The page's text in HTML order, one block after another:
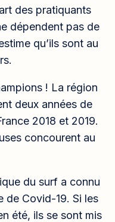
des pratiquants
dépendent pas de
qu’ils sont au
! La région
deux années de
2018 et 2019.
concourent au
du surf a connu
de Covid-19. Si les
été, ils se sont mis